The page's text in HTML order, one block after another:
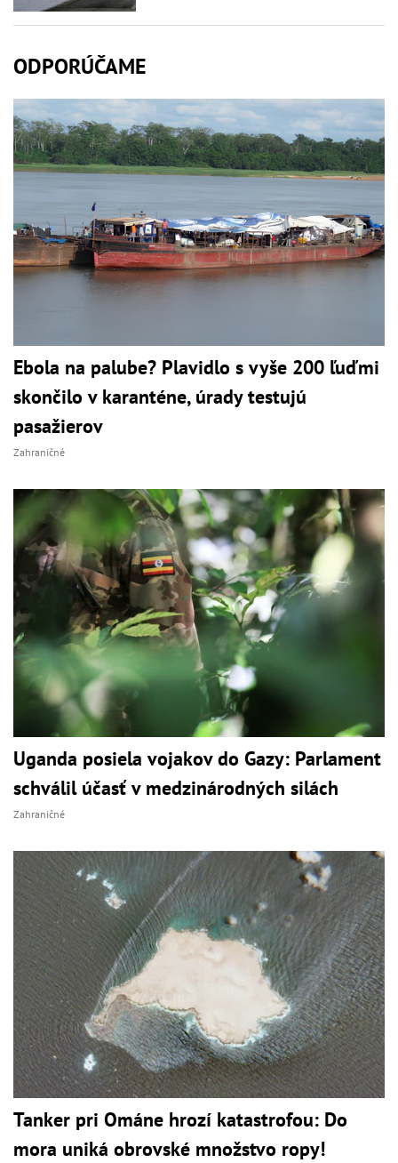
ODPORÚČAME
Ebola na palube? Plavidlo s vyše 200 ľuďmi
skončilo v karanténe, úrady testujú
pasažierov
Zahraničné
Uganda posiela vojakov do Gazy: Parlament
schválil účasť v medzinárodných silách
Zahraničné
Tanker pri Ománe hrozí katastrofou: Do
mora uniká obrovské množstvo ropy!